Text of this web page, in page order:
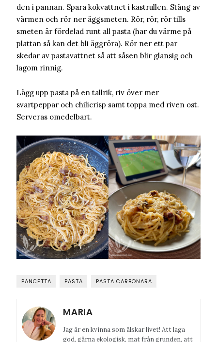
den i pannan. Spara kokvattnet i kastrullen. Stäng av
värmen och rör ner äggsmeten. Rör, rör, rör tills
smeten är fördelad runt all pasta (har du värme på
plattan så kan det bli äggröra). Rör ner ett par
skedar av pastavattnet så att såsen blir glansig och
lagom rinnig.
Lägg upp pasta på en tallrik, riv över mer
svartpeppar och chilicrisp samt toppa med riven ost.
Serveras omedelbart.
PANCETTA PASTA PASTA CARBONARA
MARIA
Jag är en kvinna som älskar livet! Att laga
god, gärna ekologisk, mat från grunden, att